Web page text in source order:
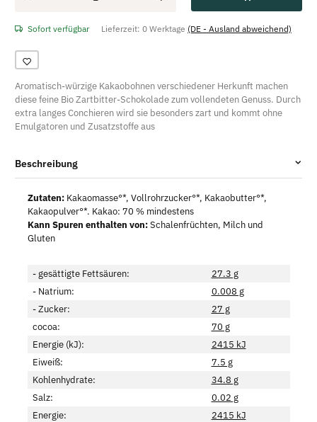
Sofort verfügbar Lieferzeit: 0 Werktage (DE - Ausland abweichend)
Aromatisch-würzige Kakaobohnen verschiedener Herkunft machen
diese feine Bio Zartbitter-Schokolade zum vollendeten Genuss. Durch
extra langes Conchieren wird sie besonders zart und kommt ohne
Emulgatoren und Zusatzstoffe aus
Beschreibung
Zutaten:Kakaomasse°*, Vollrohrzucker°*, Kakaobutter°*,
Kakaopulver°*. Kakao: 70 % mindestens
Kann Spuren enthalten von:Schalenfrüchten, Milch und
Gluten
- gesättigte Fettsäuren:
27.3 g
- Natrium:
0.008 g
- Zucker:
27 g
cocoa:
70 g
Energie (kJ):
2415 kJ
Eiweiß:
7.5 g
Kohlenhydrate:
34.8 g
Salz:
0.02 g
Energie:
2415 kJ